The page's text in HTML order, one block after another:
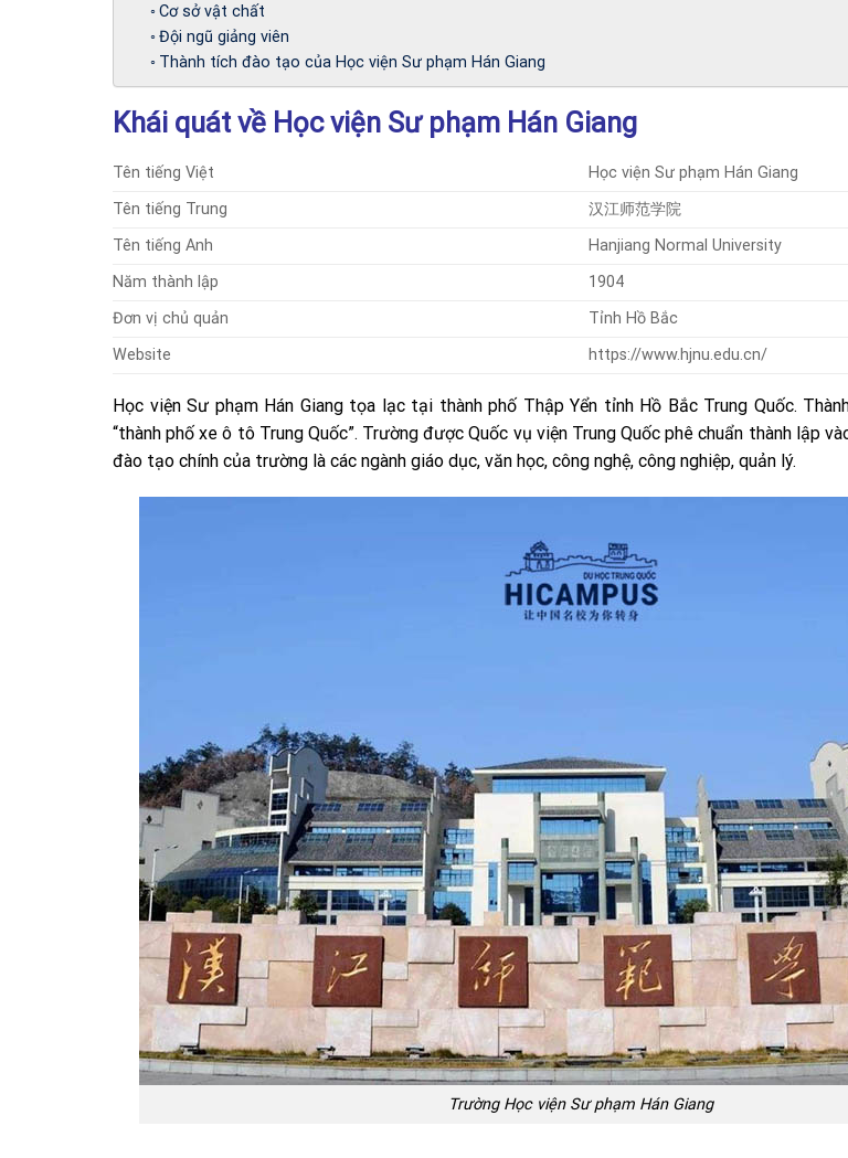
Cơ sở vật chất
Đội ngũ giảng viên
Thành tích đào tạo của Học viện Sư phạm Hán Giang
Khái quát về Học viện Sư phạm Hán Giang
Tên tiếng Việt
Học viện Sư phạm Hán Giang
Tên tiếng Trung
汉江师范学院
Tên tiếng Anh
Hanjiang Normal University
Năm thành lập
1904
Đơn vị chủ quản
Tỉnh Hồ Bắc
Website
https://www.hjnu.edu.cn/
Học viện Sư phạm Hán Giang tọa lạc tại thành phố Thập Yển tỉnh Hồ Bắc Trung Quốc.
“thành phố xe ô tô Trung Quốc”. Trường được Quốc vụ viện Trung Quốc phê chuẩn thành lập
đào tạo chính của trường là các ngành giáo dục, văn học, công nghệ, công nghiệp, quản lý.
Trường Học viện Sư phạm Hán Giang